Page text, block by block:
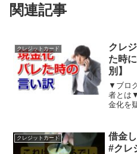
関連記事
クレジットカード
クレ
た時
別】
▼ブロ
者とは
金化を
クレジットカード
借金
#クレ